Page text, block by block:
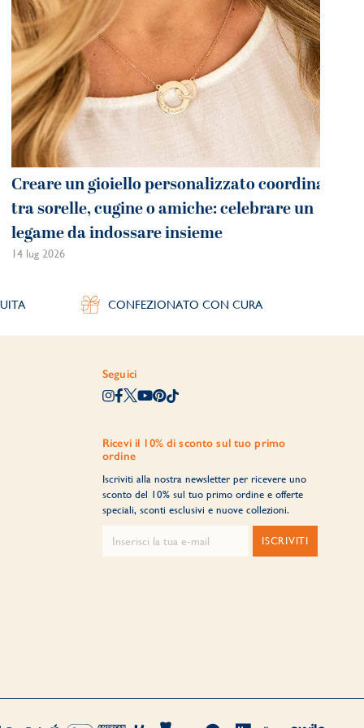
Creare un gioiello personalizzato coordinato
tra sorelle, cugine o amiche: celebrare un
legame da indossare insieme
14 lug 2026
CONFEZIONATO CON CURA
Seguici
Ricevi il 10% di sconto sul tuo primo
ordine
Iscriviti alla nostra newsletter per ricevere uno
sconto del 10% sul tuo primo ordine e offerte
speciali, sconti esclusivi e nuove collezioni.
ISCRIVITI